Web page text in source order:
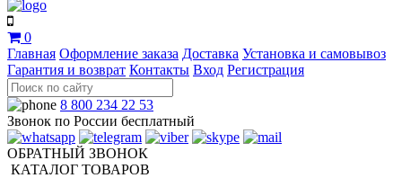
0
Главная Оформление заказа Доставка Установка и самовывоз
Гарантия и возврат Контакты Вход Регистрация
8 800 234 22 53
Звонок по России бесплатный
ОБРАТНЫЙ ЗВОНОК
КАТАЛОГ ТОВАРОВ